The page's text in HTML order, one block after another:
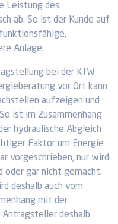
Leistung des
ab. So ist der Kunde auf
Anlage.
bei der KfW
vor Ort kann
aufzeigen und
ist im Zusammenhang
hydraulische Abgleich
Faktor um Energie
vorgeschrieben, nur wird
oder gar nicht gemacht.
deshalb auch vom
mit der
Antragsteller deshalb